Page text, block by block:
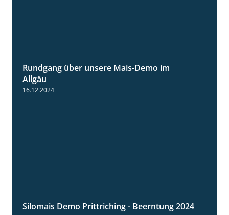
Rundgang über unsere Mais-Demo im
Allgäu
16.12.2024
12:28
Silomais Demo Prittriching - Beerntung 2024